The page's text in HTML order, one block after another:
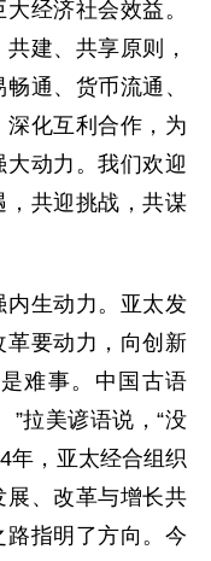
经济社会效益。
建、共享原则，
通、货币流通、
深化互利合作，为
动力。我们欢迎
共迎挑战，共谋
生动力。亚太发
革要动力，向创新
难事。中国古语
”拉美谚语说，“没
年，亚太经合组织
、改革与增长共
指明了方向。今